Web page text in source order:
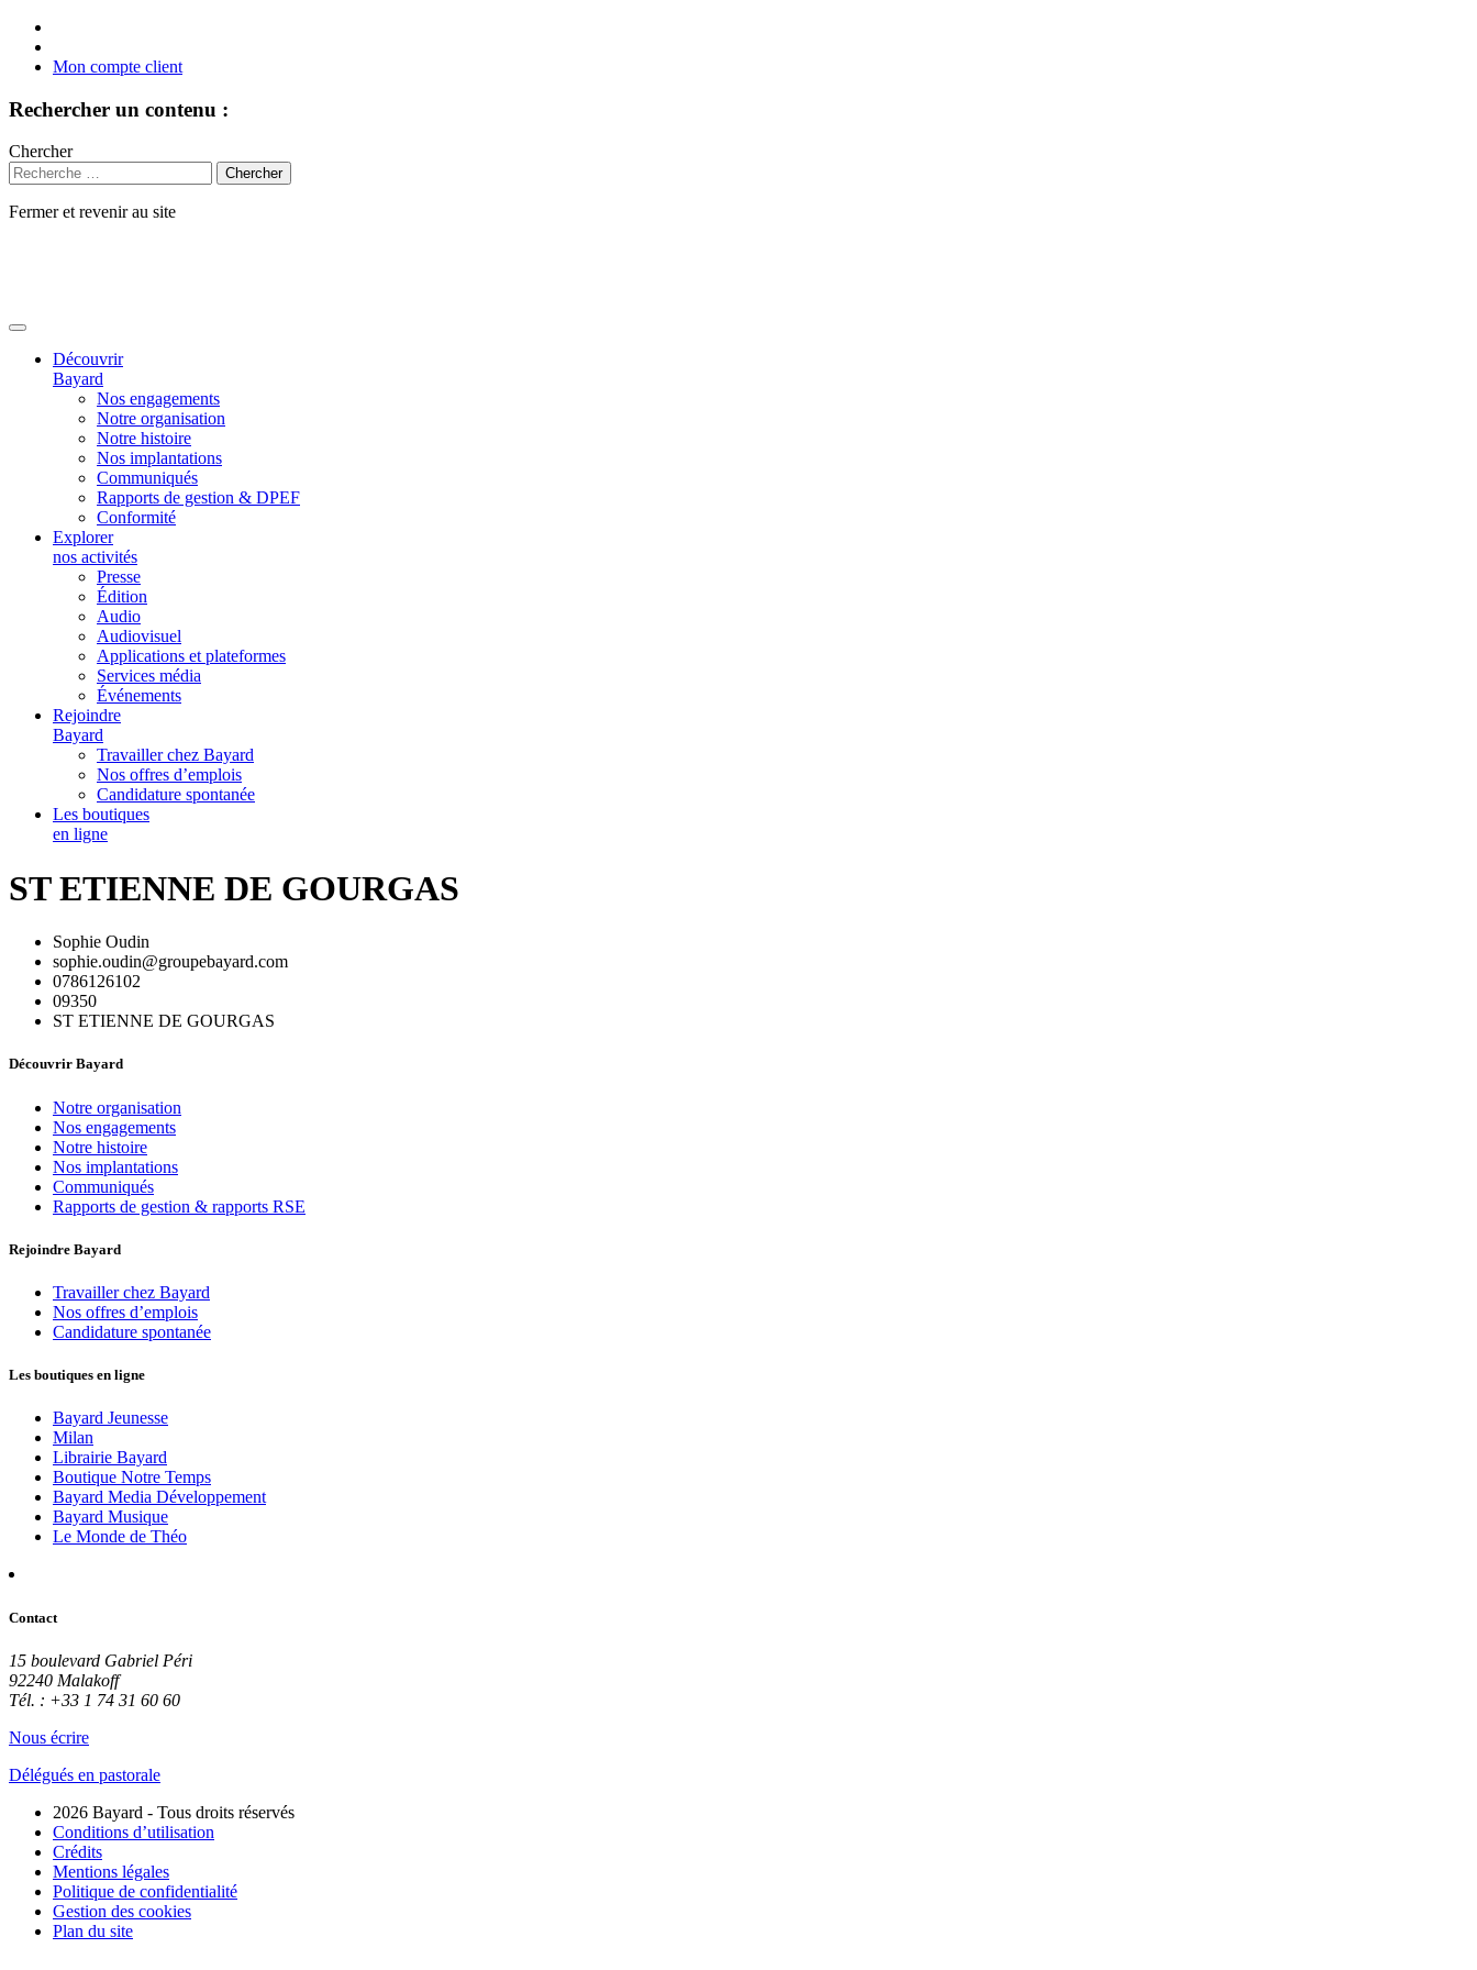
Mon compte client
Rechercher un contenu :
Chercher
Fermer et revenir au site
Découvrir
Bayard
Nos engagements
Notre organisation
Notre histoire
Nos implantations
Communiqués
Rapports de gestion & DPEF
Conformité
Explorer
nos activités
Presse
Édition
Audio
Audiovisuel
Applications et plateformes
Services média
Événements
Rejoindre
Bayard
Travailler chez Bayard
Nos offres d’emplois
Candidature spontanée
Les boutiques
en ligne
ST ETIENNE DE GOURGAS
Sophie Oudin
sophie.oudin@groupebayard.com
0786126102
09350
ST ETIENNE DE GOURGAS
Découvrir Bayard
Notre organisation
Nos engagements
Notre histoire
Nos implantations
Communiqués
Rapports de gestion & rapports RSE
Rejoindre Bayard
Travailler chez Bayard
Nos offres d’emplois
Candidature spontanée
Les boutiques en ligne
Bayard Jeunesse
Milan
Librairie Bayard
Boutique Notre Temps
Bayard Media Développement
Bayard Musique
Le Monde de Théo
Contact
15 boulevard Gabriel Péri
92240 Malakoff
Tél. : +33 1 74 31 60 60
Nous écrire
Délégués en pastorale
2026 Bayard - Tous droits réservés
Conditions d’utilisation
Crédits
Mentions légales
Politique de confidentialité
Gestion des cookies
Plan du site